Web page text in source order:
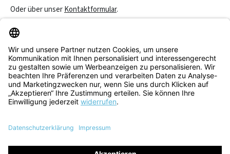
Oder über unserKontaktformular.
Service & Beratung
Informationen